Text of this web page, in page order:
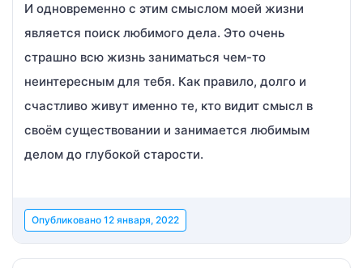
И одновременно с этим смыслом моей жизни
является поиск любимого дела. Это очень
страшно всю жизнь заниматься чем-то
неинтересным для тебя. Как правило, долго и
счастливо живут именно те, кто видит смысл в
своём существовании и занимается любимым
делом до глубокой старости.
Опубликовано 12 января, 2022